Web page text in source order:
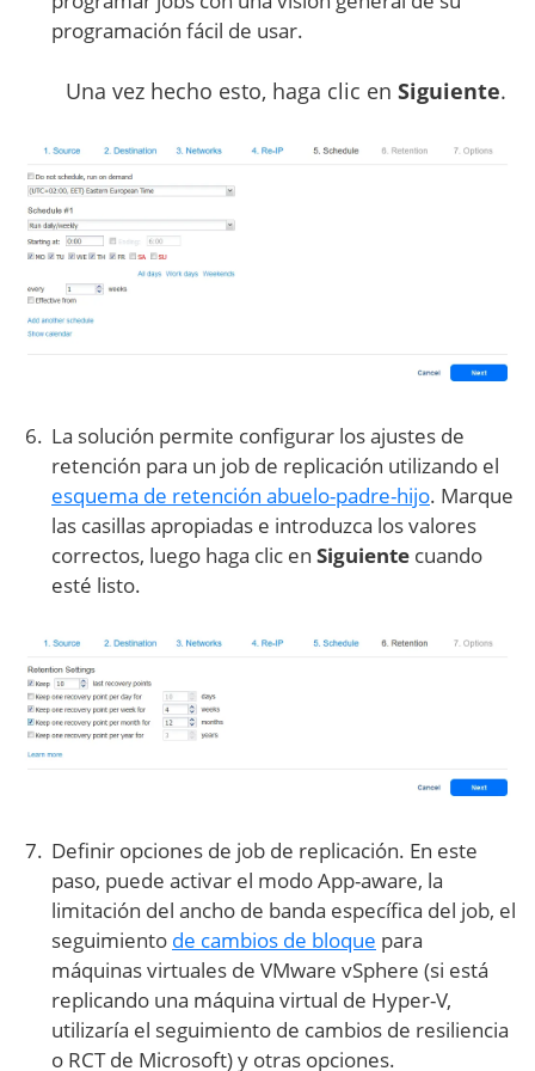
programación fácil de usar.
Una vez hecho esto, haga clic en Siguiente.
La solución permite configurar los ajustes de
retención para un job de replicación utilizando el
esquema de retención abuelo-padre-hijo. Marque
las casillas apropiadas e introduzca los valores
correctos, luego haga clic en Siguiente cuando
esté listo.
Definir opciones de job de replicación. En este
paso, puede activar el modo App-aware, la
limitación del ancho de banda específica del job, el
seguimiento de cambios de bloque para
máquinas virtuales de VMware vSphere (si está
replicando una máquina virtual de Hyper-V,
utilizaría el seguimiento de cambios de resiliencia
o RCT de Microsoft) y otras opciones.